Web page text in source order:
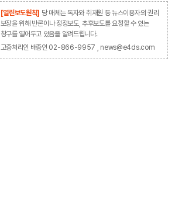
[열린보도원칙] 당 매체는 독자와 취재원 등 뉴스이용자의 권리
보장을 위해 반론이나 정정보도, 추후보도를 요청할 수 있는
창구를 열어두고 있음을 알려드립니다.
고충처리인 배종인 02-866-9957 , news@e4ds.com